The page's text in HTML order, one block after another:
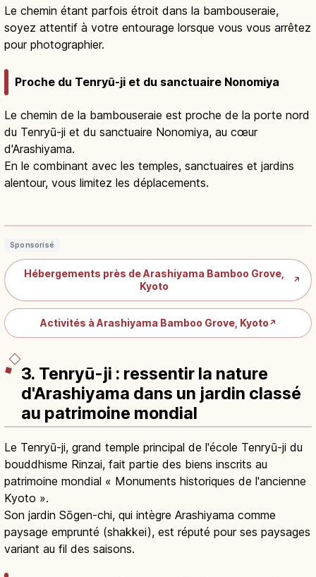
Le chemin étant parfois étroit dans la bambouseraie,
soyez attentif à votre entourage lorsque vous vous arrêtez
pour photographier.
Proche du Tenryū-ji et du sanctuaire Nonomiya
Le chemin de la bambouseraie est proche de la porte nord
du Tenryū-ji et du sanctuaire Nonomiya, au cœur
d'Arashiyama.
En le combinant avec les temples, sanctuaires et jardins
alentour, vous limitez les déplacements.
Bambouseraie d’Arashiyama Kyoto :
Sponsorisé
Hébergements près de Arashiyama Bamboo Grove,
Kyoto
↗
Activités à Arashiyama Bamboo Grove, Kyoto ↗
3. Tenryū-ji : ressentir la nature
d'Arashiyama dans un jardin classé
au patrimoine mondial
Le Tenryū-ji, grand temple principal de l'école Tenryū-ji du
bouddhisme Rinzai, fait partie des biens inscrits au
patrimoine mondial « Monuments historiques de l'ancienne
Kyoto ».
Son jardin Sōgen-chi, qui intègre Arashiyama comme
paysage emprunté (shakkei), est réputé pour ses paysages
variant au fil des saisons.